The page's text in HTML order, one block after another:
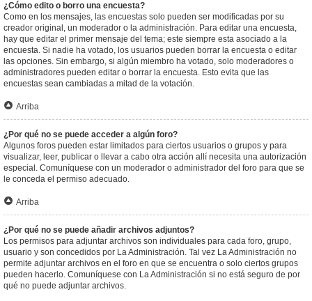
¿Cómo edito o borro una encuesta?
Como en los mensajes, las encuestas solo pueden ser modificadas por su
creador original, un moderador o la administración. Para editar una encuesta,
hay que editar el primer mensaje del tema; este siempre esta asociado a la
encuesta. Si nadie ha votado, los usuarios pueden borrar la encuesta o editar
las opciones. Sin embargo, si algún miembro ha votado, solo moderadores o
administradores pueden editar o borrar la encuesta. Esto evita que las
encuestas sean cambiadas a mitad de la votación.
Arriba
¿Por qué no se puede acceder a algún foro?
Algunos foros pueden estar limitados para ciertos usuarios o grupos y para
visualizar, leer, publicar o llevar a cabo otra acción allí necesita una autorización
especial. Comuníquese con un moderador o administrador del foro para que se
le conceda el permiso adecuado.
Arriba
¿Por qué no se puede añadir archivos adjuntos?
Los permisos para adjuntar archivos son individuales para cada foro, grupo,
usuario y son concedidos por La Administración. Tal vez La Administración no
permite adjuntar archivos en el foro en que se encuentra o solo ciertos grupos
pueden hacerlo. Comuníquese con La Administración si no está seguro de por
qué no puede adjuntar archivos.